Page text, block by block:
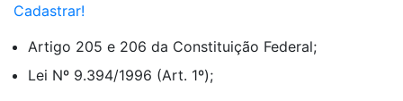
Cadastrar!
Artigo 205 e 206 da Constituição Federal;
Lei Nº 9.394/1996 (Art. 1º);